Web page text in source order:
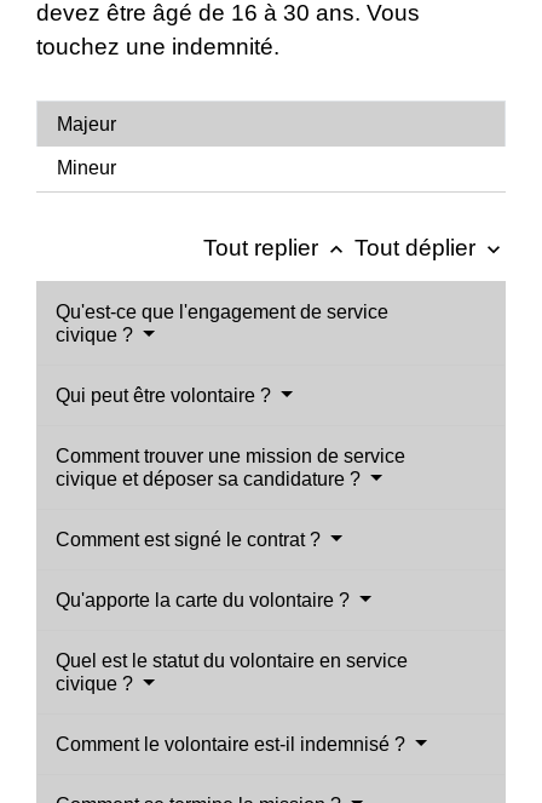
devez être âgé de 16 à 30 ans. Vous
touchez une indemnité.
Majeur
Mineur
Tout replier keyboard_arrow_up Tout déplier keyboard_arrow_down
Qu'est-ce que l'engagement de service
civique ?
Qui peut être volontaire ?
Comment trouver une mission de service
civique et déposer sa candidature ?
Comment est signé le contrat ?
Qu'apporte la carte du volontaire ?
Quel est le statut du volontaire en service
civique ?
Comment le volontaire est-il indemnisé ?